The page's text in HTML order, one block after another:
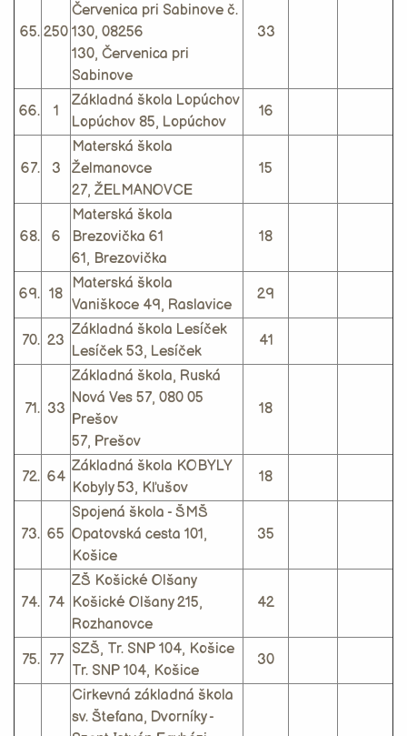
65. 250
Červenica pri Sabinove č.
130, 08256
130, Červenica pri
Sabinove
33
66. 1
Základná škola Lopúchov
Lopúchov 85, Lopúchov
16
67. 3
Materská škola
Želmanovce
27, ŽELMANOVCE
15
68. 6
Materská škola
Brezovička 61
61, Brezovička
18
69. 18
Materská škola
Vaniškoce 49, Raslavice
29
70. 23
Základná škola Lesíček
Lesíček 53, Lesíček
41
71. 33
Základná škola, Ruská
Nová Ves 57, 080 05
Prešov
57, Prešov
18
72. 64
Základná škola KOBYLY
Kobyly 53, Kľušov
18
73. 65
Spojená škola - ŠMŠ
Opatovská cesta 101,
Košice
35
74. 74
ZŠ Košické Olšany
Košické Olšany 215,
Rozhanovce
42
75. 77
SZŠ, Tr. SNP 104, Košice
Tr. SNP 104, Košice
30
Cirkevná základná škola
sv. Štefana, Dvorníky -